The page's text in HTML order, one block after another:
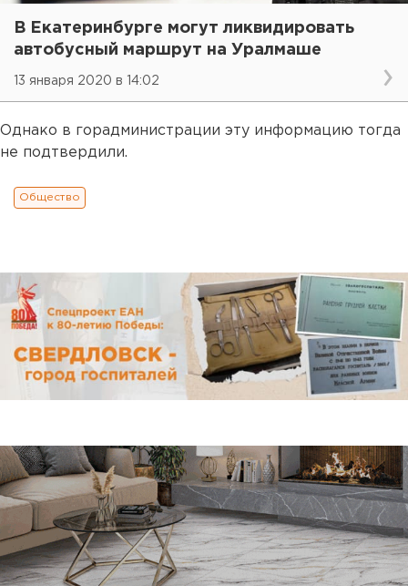
В Екатеринбурге могут ликвидировать
автобусный маршрут на Уралмаше
13 января 2020 в 14:02
Однако в горадминистрации эту информацию тогда
не подтвердили.
Общество